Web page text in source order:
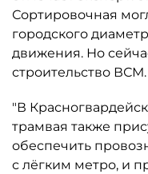
Сортировочная
городского
движения. Но
строительство ВСМ.
"В
трамвая также
обеспечить
с лёгким метро, и